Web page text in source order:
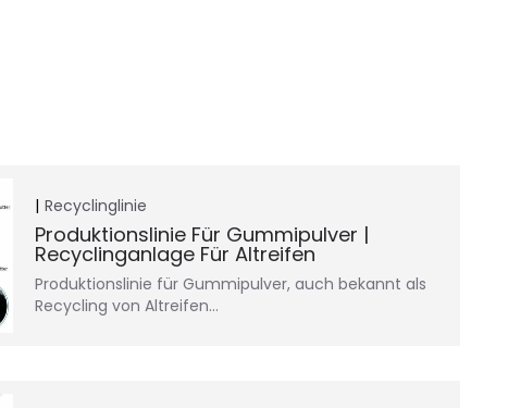
Recyclinglinie
Produktionslinie Für Gummipulver |
Recyclinganlage Für Altreifen
Produktionslinie für Gummipulver, auch bekannt als
Recycling von Altreifen…